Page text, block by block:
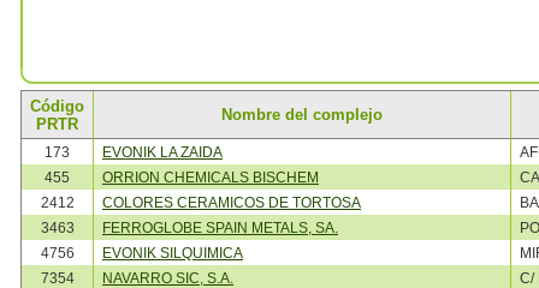
Código
PRTR
Nombre del complejo
173 EVONIK LA ZAIDA
455
ORRION CHEMICALS BISCHEM
2412
COLORES CERAMICOS DE TORTOSA
3463
FERROGLOBE SPAIN METALS, SA.
4756
EVONIK SILQUIMICA
7354
NAVARRO SIC, S.A.
C/